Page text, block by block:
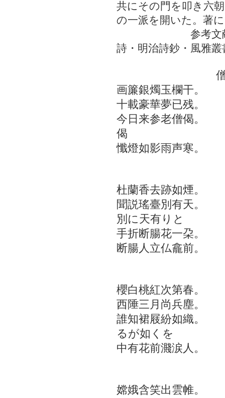
共にその門を叩き六
の一派を開いた。著
参考文献 ：
詩・明治詩鈔・風雅叢
僧房
画簾銀燭玉欄干
十載豪華夢已残
今日来参老僧偈
偈
懺燈如影雨声寒
杜蘭香去跡如煙
聞説瑤臺別有天
別に天有りと
手折断腸花一朶
断腸人立仏龕前
櫻白桃紅次第春
西陲三月尚兵塵
誰知裙屐紛如織。
るが如くを
中有花前濺涙人。
嫦娥含笑出雲帷